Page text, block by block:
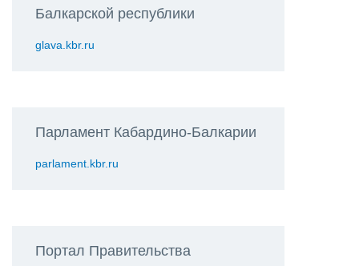
Балкарской республики
glava.kbr.ru
Парламент Кабардино-Балкарии
parlament.kbr.ru
Портал Правительства